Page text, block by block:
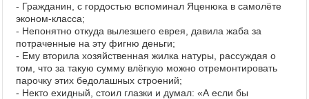
- Гражданин, с гордостью вспоминал Яценюка в самолёте
эконом-класса;
- Непонятно откуда вылезшего еврея, давила жаба за
потраченные на эту фигню деньги;
- Ему вторила хозяйственная жилка натуры, рассуждая о
том, что за такую сумму влёгкую можно отремонтировать
парочку этих бедолашных строений;
- Некто ехидный, стоил глазки и думал: «А если бы